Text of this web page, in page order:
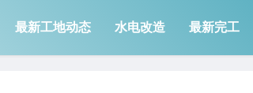
最新工地动态 水电改造 最新完工